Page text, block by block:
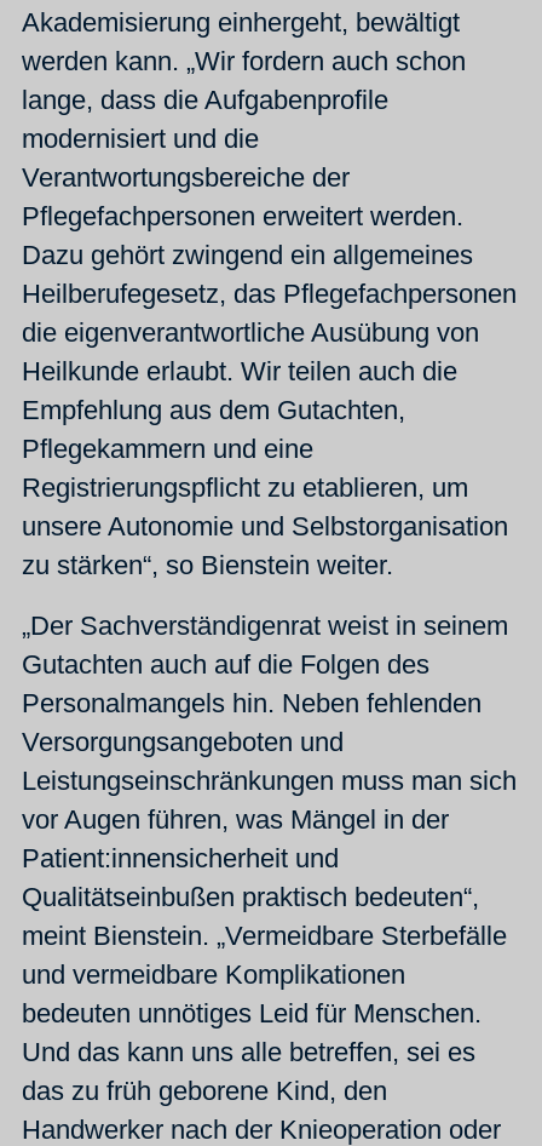
Akademisierung einhergeht, bewältigt
werden kann. „Wir fordern auch schon
lange, dass die Aufgabenprofile
modernisiert und die
Verantwortungsbereiche der
Pflegefachpersonen erweitert werden.
Dazu gehört zwingend ein allgemeines
Heilberufegesetz, das Pflegefachpersonen
die eigenverantwortliche Ausübung von
Heilkunde erlaubt. Wir teilen auch die
Empfehlung aus dem Gutachten,
Pflegekammern und eine
Registrierungspflicht zu etablieren, um
unsere Autonomie und Selbstorganisation
zu stärken“, so Bienstein weiter.
„Der Sachverständigenrat weist in seinem
Gutachten auch auf die Folgen des
Personalmangels hin. Neben fehlenden
Versorgungsangeboten und
Leistungseinschränkungen muss man sich
vor Augen führen, was Mängel in der
Patient:innensicherheit und
Qualitätseinbußen praktisch bedeuten“,
meint Bienstein. „Vermeidbare Sterbefälle
und vermeidbare Komplikationen
bedeuten unnötiges Leid für Menschen.
Und das kann uns alle betreffen, sei es
das zu früh geborene Kind, den
Handwerker nach der Knieoperation oder